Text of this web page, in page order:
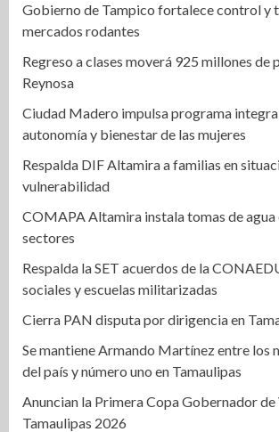
Gobierno de Tampico fortalece control y
mercados rodantes
Regreso a clases moverá 925 millones de
Reynosa
Ciudad Madero impulsa programa
autonomía y bienestar de las mujeres
Respalda DIF Altamira a familias en
vulnerabilidad
COMAPA Altamira instala tomas de agua
sectores
Respalda la SET acuerdos de la
sociales y escuelas militarizadas
Cierra PAN disputa por dirigencia en
Se mantiene Armando Martínez entre los
del país y número uno en Tamaulipas
Anuncian la Primera Copa Gobernador
Tamaulipas 2026